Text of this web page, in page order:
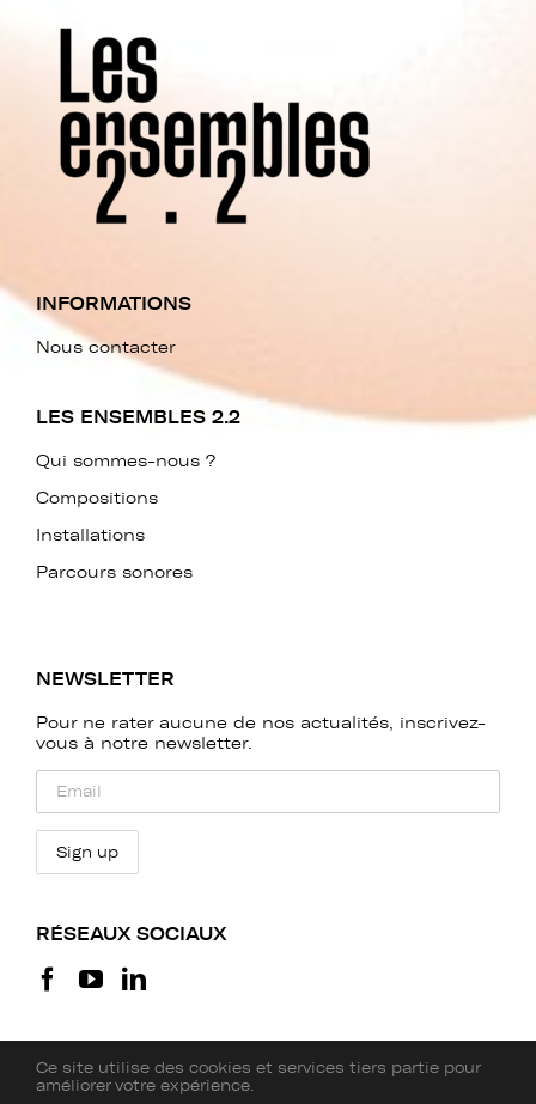
INFORMATIONS
Nous contacter
LES ENSEMBLES 2.2
Qui sommes-nous ?
Compositions
Installations
Parcours sonores
NEWSLETTER
Pour ne rater aucune de nos actualités, inscrivez-
vous à notre newsletter.
RÉSEAUX SOCIAUX
Ce site utilise des cookies et services tiers partie pour
améliorer votre expérience.